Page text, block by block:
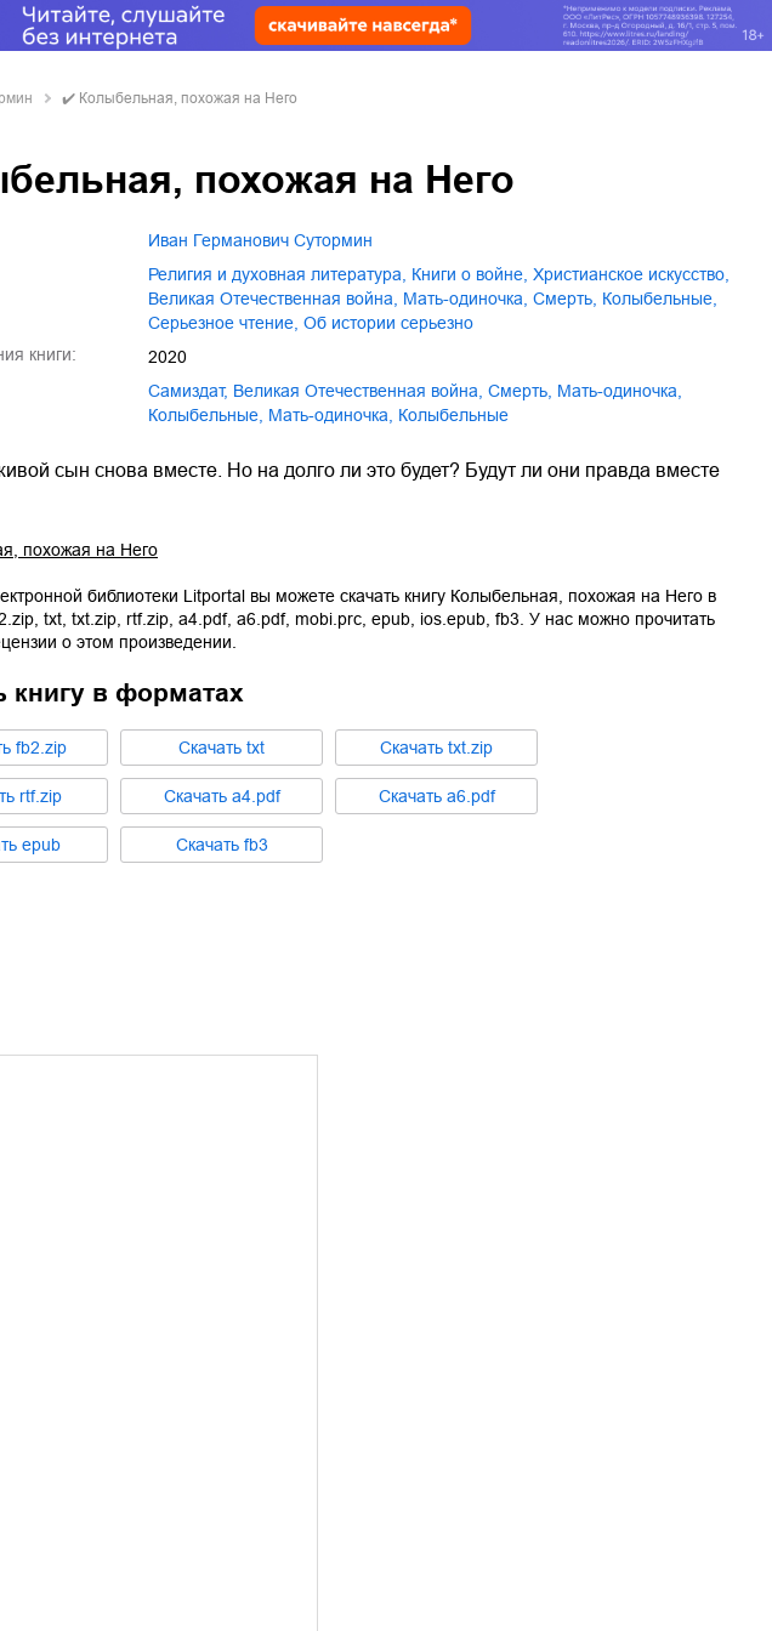
✔️ Колыбельная, похожая на Него
похожая на Него
Иван Германович Сутормин
религия и духовная литература книги о войне христианское искусство
Великая Отечественная война
мать-одиночка смерть колыбельные
серьезное чтение
об истории серьезно
книги:
2020
Самиздат, Великая Отечественная война смерть мать-одиночка
колыбельные
Мать-одиночка Колыбельные
сын снова вместе. Но на долго ли это будет? Будут ли они правда вместе
похожая на Него
библиотеки Litportal вы можете скачать книгу Колыбельная, похожая на Него в
txt txt.zip rtf.zip a4.pdf, a6.pdf, mobi.prc epub ios.epub fb3 . У нас можно прочитать
о этом произведении.
книгу в форматах
fb2.zip Cкачать txt Cкачать txt.zip
rtf.zip Cкачать a4.pdf Cкачать a6.pdf
epub Cкачать fb3